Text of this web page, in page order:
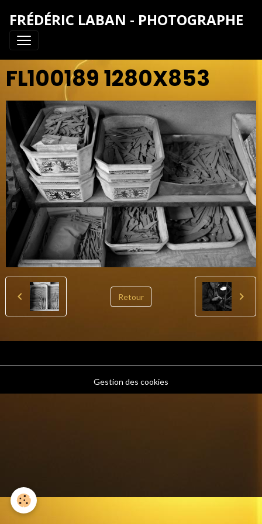
FRÉDÉRIC LABAN - PHOTOGRAPHE
FL100189 1280X853
Retour
Gestion des cookies